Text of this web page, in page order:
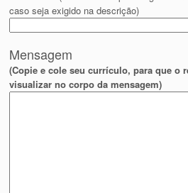
caso seja exigido na descrição)
Mensagem
(Copie e cole seu currículo, para que o
visualizar no corpo da mensagem)